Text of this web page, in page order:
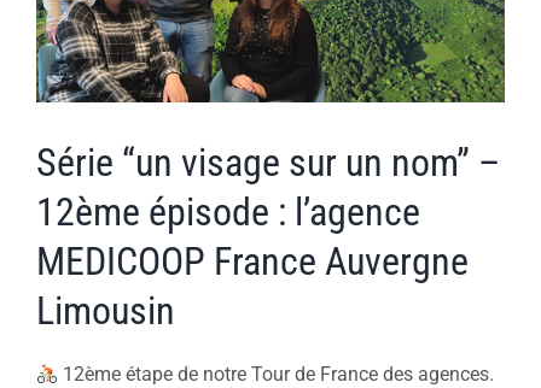
Série “un visage sur un nom” –
12ème épisode : l’agence
MEDICOOP France Auvergne
Limousin
12ème étape de notre Tour de France des agences.